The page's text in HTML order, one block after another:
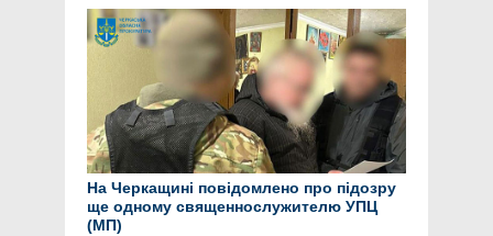
На Черкащині повідомлено про підозру
ще одному священнослужителю УПЦ
(МП)